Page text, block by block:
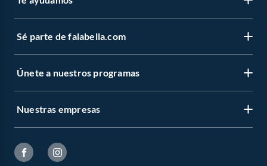
Sé parte de falabella.com
Únete a nuestros programas
Nuestras empresas